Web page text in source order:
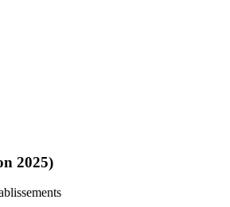
2025)